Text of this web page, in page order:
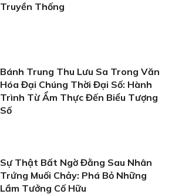
Truyền Thống
Bánh Trung Thu Lưu Sa Trong Văn
Hóa Đại Chúng Thời Đại Số: Hành
Trình Từ Ẩm Thực Đến Biểu Tượng
Số
Sự Thật Bất Ngờ Đằng Sau Nhân
Trứng Muối Chảy: Phá Bỏ Những
Lầm Tưởng Cố Hữu